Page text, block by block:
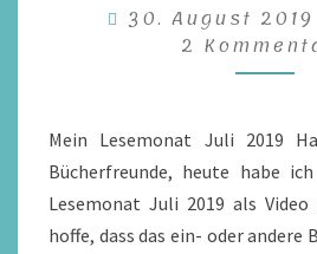
JULI
2019
30. August 2019
2
Mein Lesemonat Juli 2019
Bücherfreunde, heute habe
Lesemonat Juli 2019 als
hoffe, dass das ein- oder andere